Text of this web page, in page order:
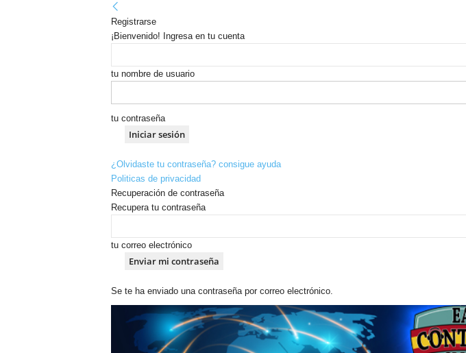
Registrarse
¡Bienvenido! Ingresa en tu cuenta
tu nombre de usuario
tu contraseña
¿Olvidaste tu contraseña? consigue ayuda
Politicas de privacidad
Recuperación de contraseña
Recupera tu contraseña
tu correo electrónico
Se te ha enviado una contraseña por correo electrónico.